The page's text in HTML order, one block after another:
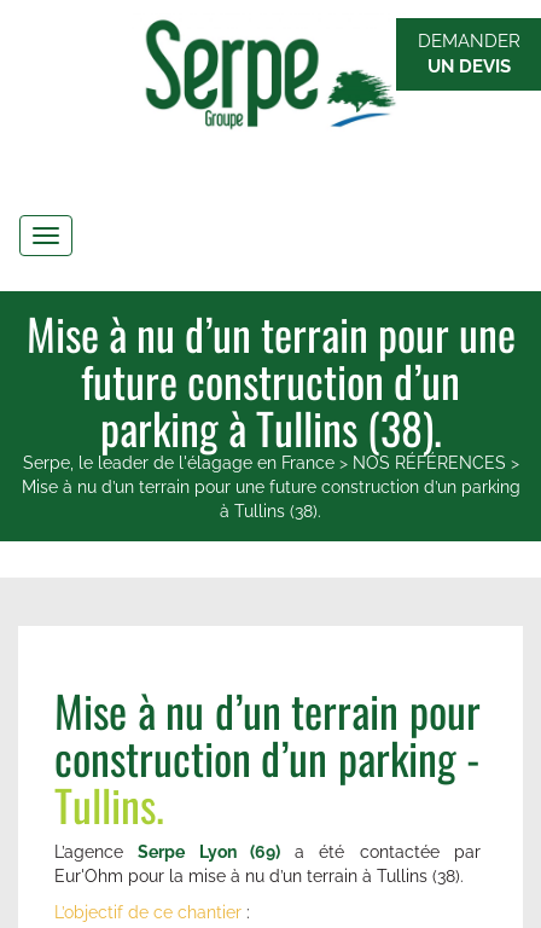
DEMANDER
UN DEVIS
Navigation
Mise à nu d’un terrain pour une
future construction d’un
parking à Tullins (38).
Serpe, le leader de l'élagage en France> NOS RÉFÉRENCES >
Mise à nu d’un terrain pour une future construction d’un parking
à Tullins (38).
Mise à nu d’un terrain pour
construction d’un parking -
Tullins.
L’agenceSerpe Lyon (69)a été contactée par
Eur'Ohm pour la mise à nu d’un terrain à Tullins (38).
L’objectif de ce chantier :